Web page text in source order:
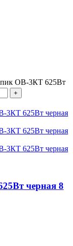
ОВ-3КТ 625Вт
черная 8